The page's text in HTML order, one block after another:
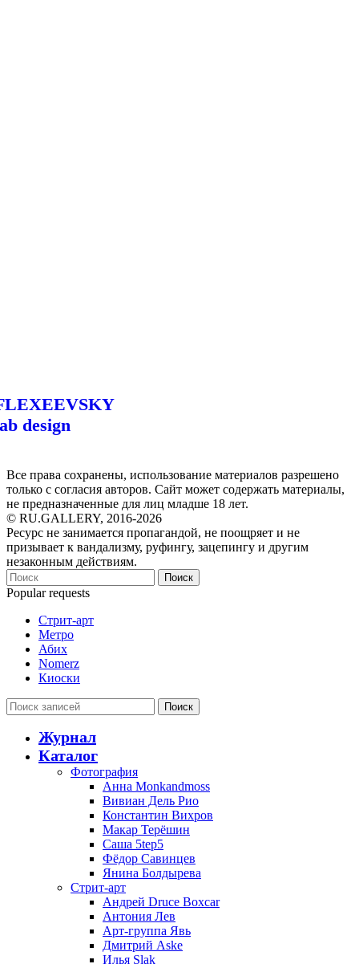
design
Все права сохранены, использование материалов разрешено
только с согласия авторов. Сайт может содержать материалы,
не предназначенные для лиц младше 18 лет.
© RU.GALLERY, 2016-2026
Ресурс не занимается пропагандой, не поощряет и не
призывает к вандализму, руфингу, зацепингу и другим
незаконным действиям.
Поиск
Popular requests
Стрит-арт
Метро
Абих
Nomerz
Киоски
Поиск
Журнал
Каталог
Фотография
Анна Monkandmoss
Вивиан Дель Рио
Константин Вихров
Макар Терёшин
Саша 5tep5
Фёдор Савинцев
Янина Болдырева
Стрит-арт
Андрей Druce Boxcar
Антония Лев
Арт-группа Явь
Дмитрий Aske
Илья Slak